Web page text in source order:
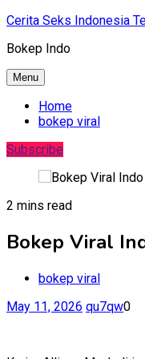
Skip
content
Cerita Seks Indonesia
Bokep Indo
Menu
Home
bokep viral
Subscribe
2 mins read
Bokep Viral
bokep viral
May 11, 2026 qu7qw0